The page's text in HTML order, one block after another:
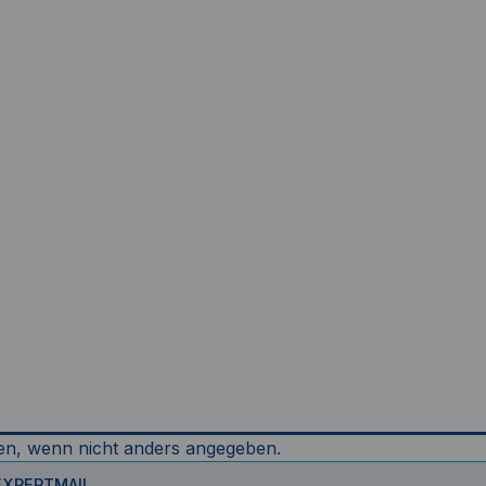
wenn nicht anders angegeben.